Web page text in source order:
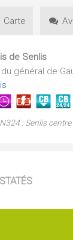
Carte
de Senlis
général de
: Senlis